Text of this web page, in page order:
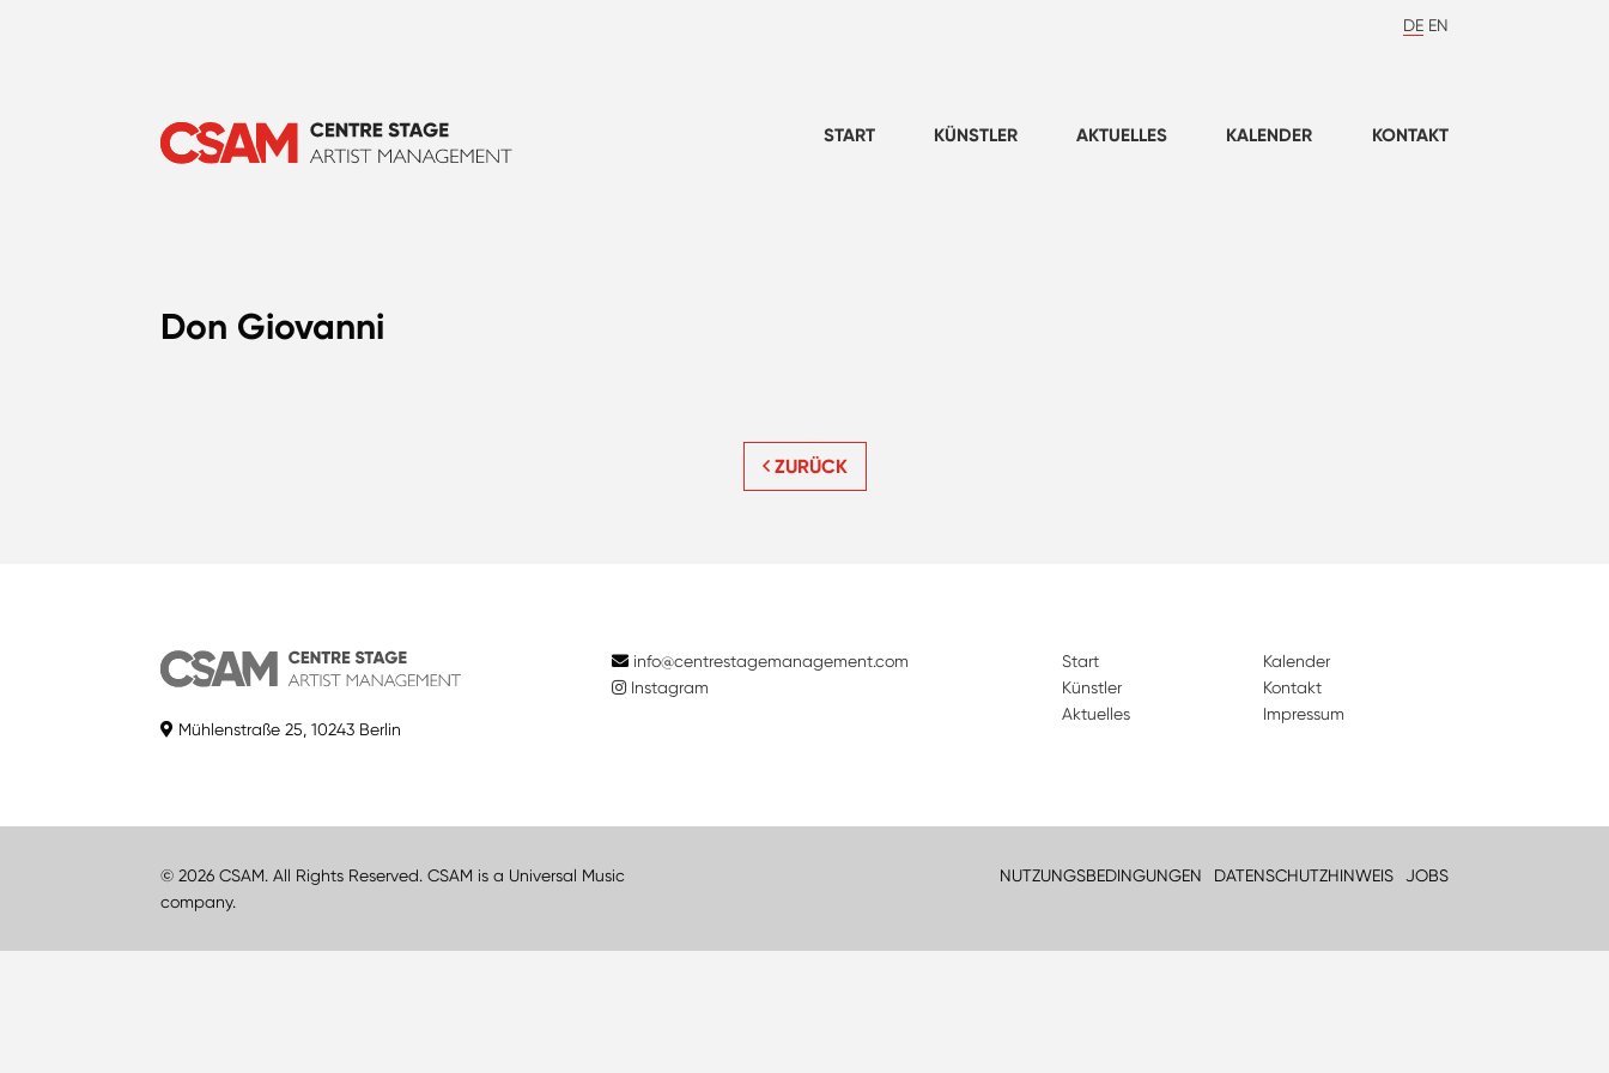
DE EN
START KÜNSTLER AKTUELLES KALENDER KONTAKT
Don Giovanni
ZURÜCK
Mühlenstraße 25, 10243 Berlin
info@centrestagemanagement.com
Instagram
Start
Künstler
Aktuelles
Kalender
Kontakt
Impressum
© 2026 CSAM. All Rights Reserved. CSAM is a Universal Music
company.
NUTZUNGSBEDINGUNGEN DATENSCHUTZHINWEIS JOBS